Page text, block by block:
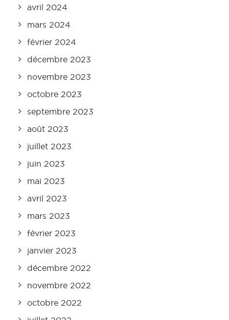
avril 2024
mars 2024
février 2024
décembre 2023
novembre 2023
octobre 2023
septembre 2023
août 2023
juillet 2023
juin 2023
mai 2023
avril 2023
mars 2023
février 2023
janvier 2023
décembre 2022
novembre 2022
octobre 2022